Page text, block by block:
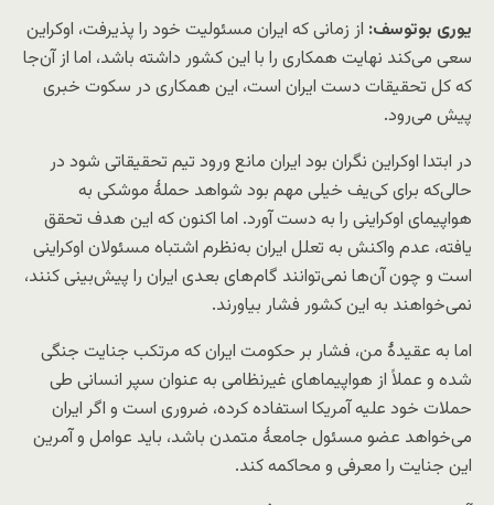
یوری بوتوسف: از زمانی‌ که ایران مسئولیت خود را پذیرفت، اوکراین
سعی می‌کند نهایت همکاری را با این کشور داشته باشد، اما از آن‌جا
که کل تحقیقات دست ایران است، این همکاری در سکوت خبری
پیش می‌رود.
در ابتدا اوکراین نگران بود ایران مانع ورود تیم تحقیقاتی شود در
حالی‌که برای کی‌یف خیلی مهم بود شواهد حملهٔ موشکی به
هواپیمای اوکراینی را به دست آورد. اما اکنون که این هدف تحقق
یافته، عدم واکنش به تعلل ایران به‌نظرم اشتباه مسئولان اوکراینی
ا‌ست و چون آن‌ها نمی‌توانند گام‌های بعدی ایران را پیش‌بینی کنند،
نمی‌خواهند به این کشور فشار بیاورند.
اما به عقیدهٔ من، فشار بر حکومت ایران که مرتکب جنایت جنگی
شده و عملاً از هواپیماهای غیرنظامی به عنوان سپر انسانی طی
حملات خود علیه آمریکا استفاده کرده، ضروری‌ است و اگر ایران
می‌خواهد عضو مسئول جامعهٔ متمدن باشد، باید عوامل و آمرین
این جنایت را معرفی و محاکمه کند.